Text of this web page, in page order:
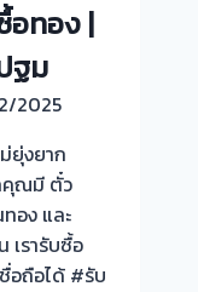
อทอง |
ฐม
2025
ยุ่งยาก
คุณมี ตั๋ว
อง และ
เรารับซื้อ
อถือได้ #รับ